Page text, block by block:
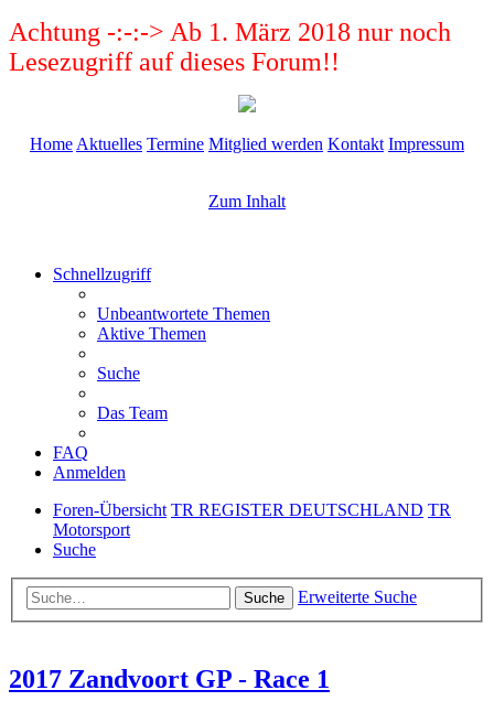
Achtung -:-:-> Ab 1. März 2018 nur noch
Lesezugriff auf dieses Forum!!
Home Aktuelles Termine Mitglied werden Kontakt Impressum
Zum Inhalt
Schnellzugriff
Unbeantwortete Themen
Aktive Themen
Suche
Das Team
FAQ
Anmelden
Foren-Übersicht TR REGISTER DEUTSCHLAND TR
Motorsport
Suche
Suche Erweiterte Suche
2017 Zandvoort GP - Race 1